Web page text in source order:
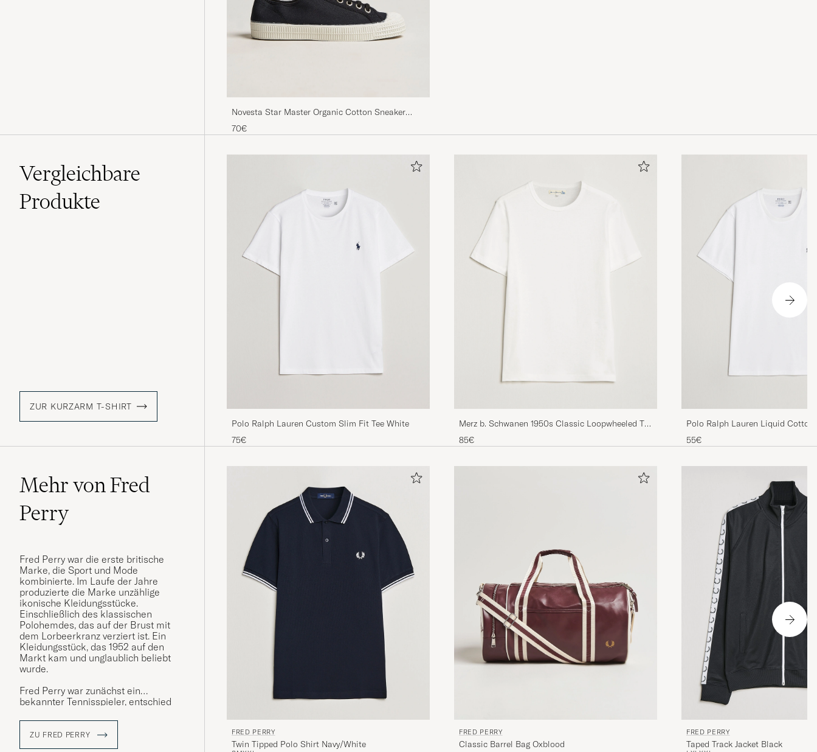
Schnelle Lieferung, Ware wie beschrieben. Gerne wieder mir Care of
Carl
Alles super
Har normalt XXL, men Fred Perry är lite större i storlekarna så XL
GEKAUFT AM AUF CAREOFCARL.SE
Novesta Star Master Organic Cotton Sneaker
Black
70€
Vergleichbare
Produkte
ZUR KURZARM T-SHIRT
Polo Ralph Lauren Custom Slim Fit Tee White
75€
Merz b. Schwanen 1950s Classic Loopwheeled T-
shirt White
85€
Polo Ralph Lauren Liquid Cotton
Shirt White
55€
Mehr von Fred
Perry
Fred Perry war die erste britische
Marke, die Sport und Mode
kombinierte. Im Laufe der Jahre
produzierte die Marke unzählige
ikonische Kleidungsstücke.
Einschließlich des klassischen
Polohemdes, das auf der Brust mit
dem Lorbeerkranz verziert ist. Ein
Kleidungsstück, das 1952 auf den
Markt kam und unglaublich beliebt
wurde.
Fred Perry war zunächst ein
bekannter Tennisspieler, entschied
seine eigene Bekleidungsmarke
unter dem Namen Fred Perry zu
ZU FRED PERRY FRED PERRY
Twin Tipped Polo Shirt Navy/White
FRED PERRY
Classic Barrel Bag Oxblood
FRED PERRY
Taped Track Jacket Black